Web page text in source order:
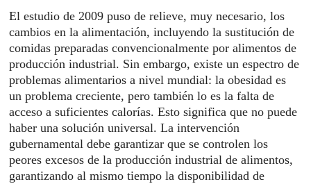
El estudio de 2009 puso de relieve, muy necesario, los
cambios en la alimentación, incluyendo la sustitución de
comidas preparadas convencionalmente por alimentos de
producción industrial. Sin embargo, existe un espectro de
problemas alimentarios a nivel mundial: la obesidad es
un problema creciente, pero también lo es la falta de
acceso a suficientes calorías. Esto significa que no puede
haber una solución universal. La intervención
gubernamental debe garantizar que se controlen los
peores excesos de la producción industrial de alimentos,
garantizando al mismo tiempo la disponibilidad de